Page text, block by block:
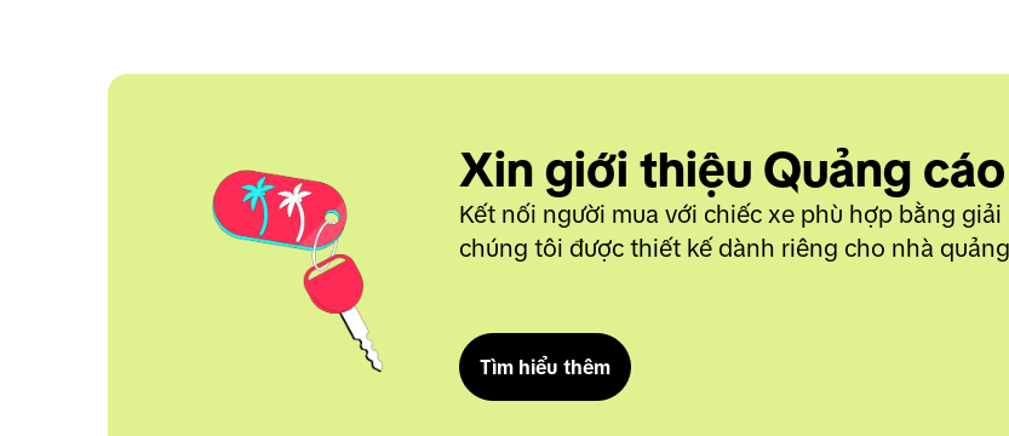
Xin giới thiệu Quảng
Kết nối người mua với chiếc xe phù hợp bằng
chúng tôi được thiết kế dành riêng cho nhà
Tìm hiểu thêm